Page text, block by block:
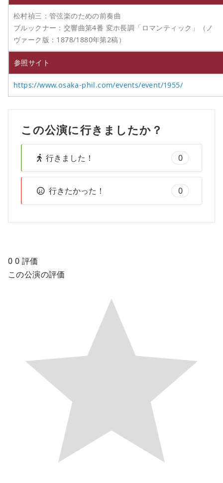
松村禎三：管弦楽のための前奏曲
ブルックナー：交響曲第4番 変ホ長調「ロマンティック」（ノ
ヴァーク版：1878/1880年第2稿）
参照サイト
https://www.osaka-phil.com/events/event/1955/
この公演に行きましたか？
行きました！ 0
行きたかった！ 0
0 0 評価
この公演の評価